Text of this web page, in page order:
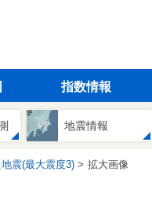
指数情報
地震情報
震(最大震度3) 拡大画像